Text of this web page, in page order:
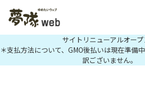
サイトリニューアルオープ
＊支払方法について、GMO後払いは現在準備
訳ございません。